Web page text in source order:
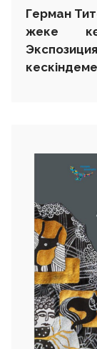
Герман
жеке